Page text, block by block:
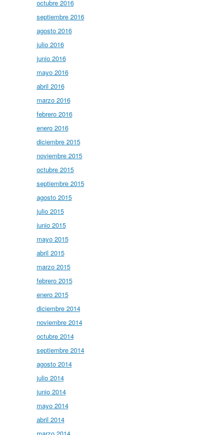
octubre 2016
septiembre 2016
agosto 2016
julio 2016
junio 2016
mayo 2016
abril 2016
marzo 2016
febrero 2016
enero 2016
diciembre 2015
noviembre 2015
octubre 2015
septiembre 2015
agosto 2015
julio 2015
junio 2015
mayo 2015
abril 2015
marzo 2015
febrero 2015
enero 2015
diciembre 2014
noviembre 2014
octubre 2014
septiembre 2014
agosto 2014
julio 2014
junio 2014
mayo 2014
abril 2014
marzo 2014